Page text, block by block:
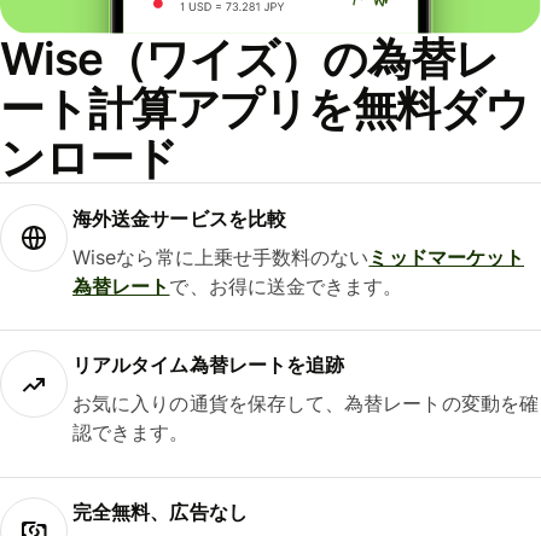
Wise（ワイズ）の為替レ
ート計算アプリを無料ダウ
ンロード
海外送金サービスを比較
Wiseなら常に上乗せ手数料のない ミッドマーケット
為替レート で、お得に送金できます。
リアルタイム為替レートを追跡
お気に入りの通貨を保存して、為替レートの変動を確
認できます。
完全無料、広告なし